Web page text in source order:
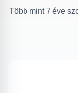
Több mint 7 éve